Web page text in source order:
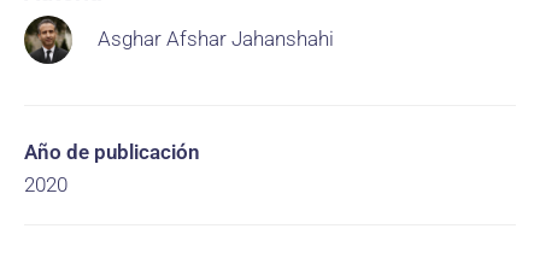
Asghar Afshar Jahanshahi
Año de publicación
2020